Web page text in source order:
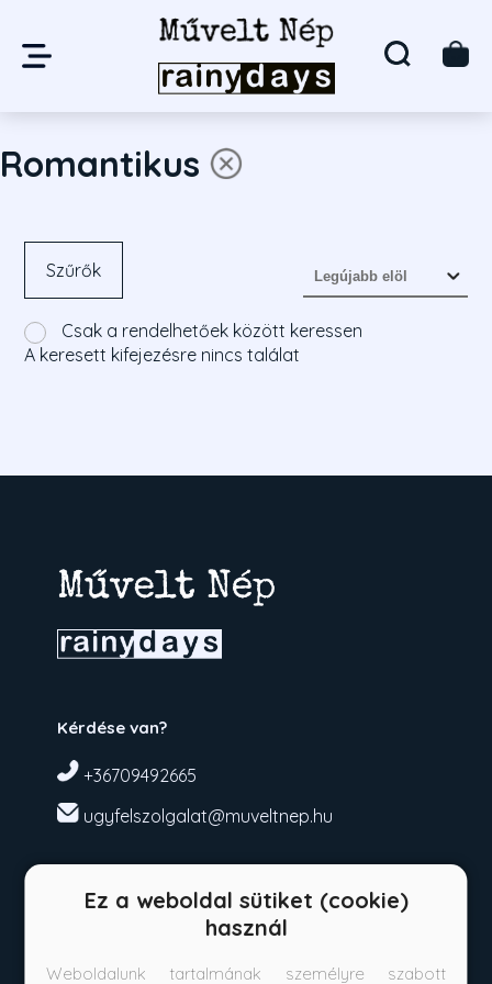
Romantikus
Szűrők
Csak a rendelhetőek között keressen
A keresett kifejezésre nincs találat
Kérdése van?
+36709492665
ugyfelszolgalat@muveltnep.hu
Vásárlás
Szállítási tudnivalók
Ez a weboldal sütiket (cookie)
használ
Weboldalunk tartalmának személyre szabott